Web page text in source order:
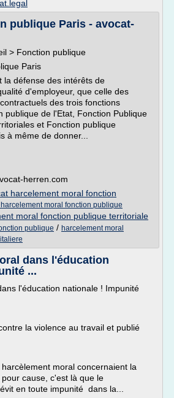
publique Paris - avocat-
> Fonction publique
Paris
la défense des intérêts de
d'employeur, que celle des
des trois fonctions
publique de l'Etat, Fonction Publique
et Fonction publique
à même de donner...
herren.com
harcelement moral fonction
moral fonction publique
moral fonction publique territoriale
publique / harcelement moral
dans l'éducation
...
l'éducation nationale ! Impunité
la violence au travail et publié
moral concernaient la
cause, c'est là que le
en toute impunité dans la...